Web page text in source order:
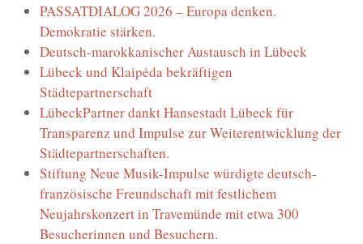
PASSATDIALOG 2026 – Europa denken.
Demokratie stärken.
Deutsch-marokkanischer Austausch in Lübeck
Lübeck und Klaipėda bekräftigen
Städtepartnerschaft
LübeckPartner dankt Hansestadt Lübeck für
Transparenz und Impulse zur Weiterentwicklung der
Städtepartnerschaften.
Stiftung Neue Musik-Impulse würdigte deutsch-
französische Freundschaft mit festlichem
Neujahrskonzert in Travemünde mit etwa 300
Besucherinnen und Besuchern.